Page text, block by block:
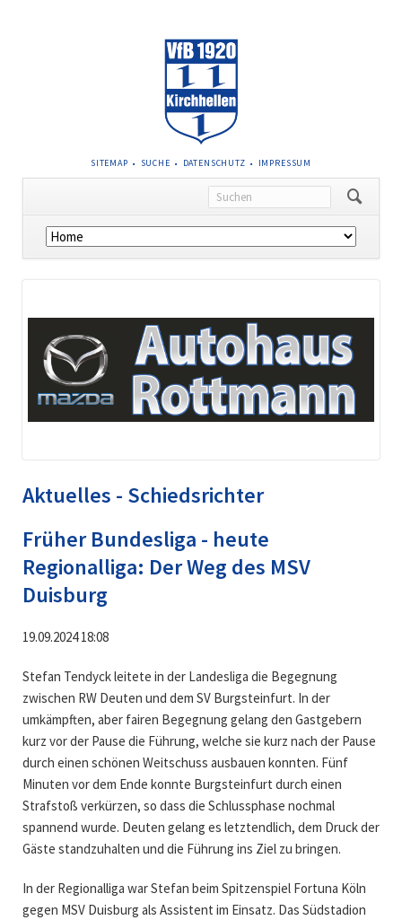
NAVIGATION
ÜBERSPRINGEN
SITEMAP SUCHE DATENSCHUTZ IMPRESSUM
Navigation
überspringen
Aktuelles - Schiedsrichter
Früher Bundesliga - heute
Regionalliga: Der Weg des MSV
Duisburg
19.09.2024 18:08
Stefan Tendyck leitete in der Landesliga die Begegnung
zwischen RW Deuten und dem SV Burgsteinfurt. In der
umkämpften, aber fairen Begegnung gelang den Gastgebern
kurz vor der Pause die Führung, welche sie kurz nach der Pause
durch einen schönen Weitschuss ausbauen konnten. Fünf
Minuten vor dem Ende konnte Burgsteinfurt durch einen
Strafstoß verkürzen, so dass die Schlussphase nochmal
spannend wurde. Deuten gelang es letztendlich, dem Druck der
Gäste standzuhalten und die Führung ins Ziel zu bringen.
In der Regionalliga war Stefan beim Spitzenspiel Fortuna Köln
gegen MSV Duisburg als Assistent im Einsatz. Das Südstadion